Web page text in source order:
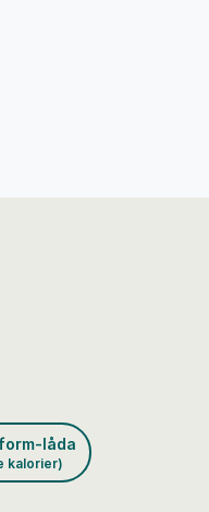
låda
kalorier)